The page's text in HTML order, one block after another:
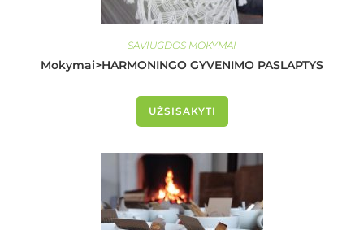
SAVIUGDOS MOKYMAI
Mokymai>HARMONINGO GYVENIMO PASLAPTYS
UŽSISAKYTI